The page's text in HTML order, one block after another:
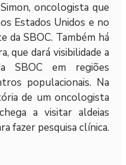
oncologista que
Estados Unidos e no
da SBOC. Também há
que dará visibilidade a
SBOC em regiões
populacionais. Na
de um oncologista
a visitar aldeias
fazer pesquisa clínica.